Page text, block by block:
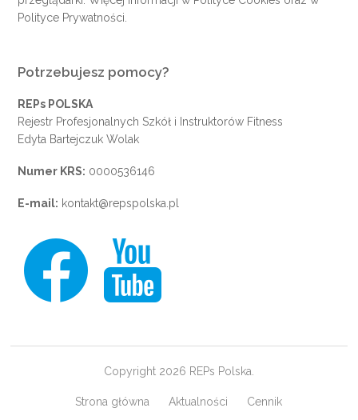
Polityce Prywatności
Potrzebujesz pomocy?
REPs POLSKA
Rejestr Profesjonalnych Szkół i Instruktorów Fitness
Edyta Bartejczuk Wolak
Numer KRS: 0000536146
E-mail: kontakt@repspolska.pl
Copyright 2026 REPs Polska.
Strona główna Aktualności
Cennik